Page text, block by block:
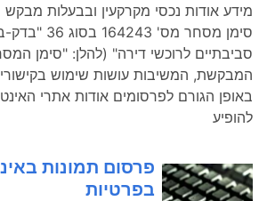
סימן מסחר מס'
המבקשת, המשיבות עושות שימוש
באופן הגורם לפרסומים אודות אתרי
להופיע
פרסום תמונות
בפרטיות